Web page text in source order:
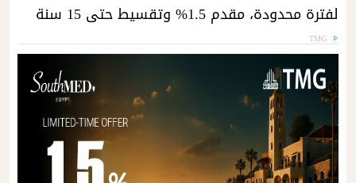
لفترة محدودة، مقدم 1.5% وتقسيط حتى 15 سنة
TMG